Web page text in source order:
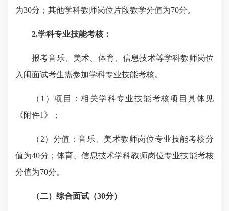
为30分；其他学科教师岗位片段教学分值为70分。
2.学科专业技能考核：
报考音乐、美术、体育、信息技术等学科教师岗位
入闱面试考生需参加学科专业技能考核。
（1）项目：相关学科专业技能考核项目具体见
《附件1》；
（2）分值：音乐、美术教师岗位专业技能考核分
值为40分；体育、信息技术学科教师岗位专业技能考核
分值为70分。
（二）综合面试 （30分）